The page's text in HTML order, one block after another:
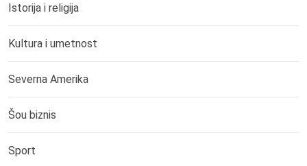
Istorija i religija
Kultura i umetnost
Severna Amerika
Šou biznis
Sport